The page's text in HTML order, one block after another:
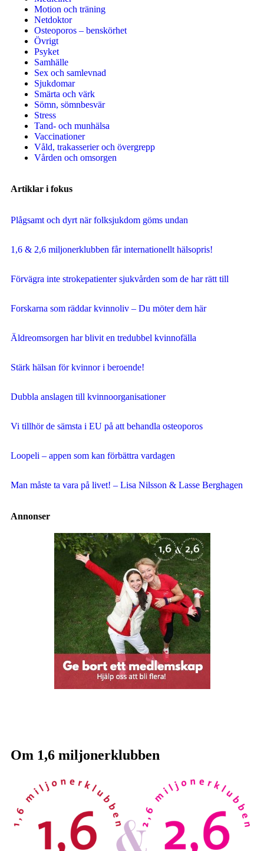
Motion och träning
Netdoktor
Osteoporos – benskörhet
Övrigt
Psyket
Samhälle
Sex och samlevnad
Sjukdomar
Smärta och värk
Sömn, sömnbesvär
Stress
Tand- och munhälsa
Vaccinationer
Våld, trakasserier och övergrepp
Vården och omsorgen
Artiklar i fokus
Plågsamt och dyrt när folksjukdom göms undan
1,6 & 2,6 miljonerklubben får internationellt hälsopris!
Förvägra inte strokepatienter sjukvården som de har rätt till
Forskarna som räddar kvinnoliv – Du möter dem här
Äldreomsorgen har blivit en tredubbel kvinnofälla
Stärk hälsan för kvinnor i beroende!
Dubbla anslagen till kvinnoorganisationer
Vi tillhör de sämsta i EU på att behandla osteoporos
Loopeli – appen som kan förbättra vardagen
Man måste ta vara på livet! – Lisa Nilsson & Lasse Berghagen
Annonser
Om 1,6 miljonerklubben